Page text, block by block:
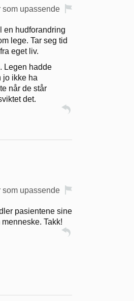
som upassende
en hudforandring
lege. Tar seg tid
eget liv.
Legen hadde
jo ikke ha
når de står
det.
som upassende
pasientene sine
Takk!